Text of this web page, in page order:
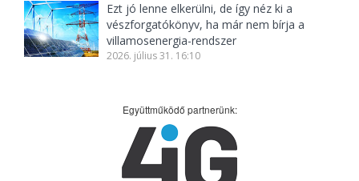
Ezt jó lenne elkerülni, de így néz ki a
vészforgatókönyv, ha már nem bírja a
villamosenergia-rendszer
2026. július 31. 16:10
Együttműködő partnerünk: